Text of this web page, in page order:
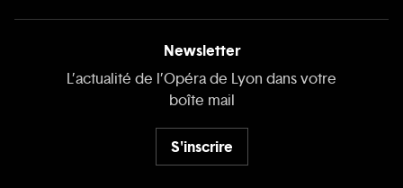
Newsletter
L’actualité de l’Opéra de Lyon dans votre
boîte mail
S'inscrire